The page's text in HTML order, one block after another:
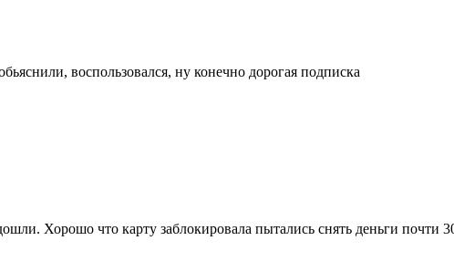
воспользовался, ну конечно дорогая подписка
Хорошо что карту заблокировала пытались снять деньги почти